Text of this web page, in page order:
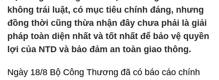
không trái luật, có mục tiêu chính đáng, nhưng
đồng thời cũng thừa nhận đây chưa phải là giải
pháp toàn diện nhất và tốt nhất để bảo vệ quyền
lợi của NTD và bảo đảm an toàn giao thông.
Ngày 18/8 Bộ Công Thương đã có báo cáo chính